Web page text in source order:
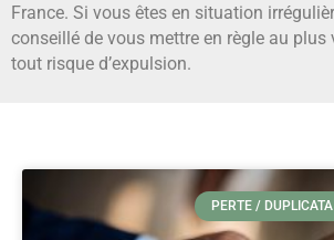
France. Si vous êtes en situation
conseillé de vous mettre en règle au plus
tout risque d’expulsion.
PERTE /